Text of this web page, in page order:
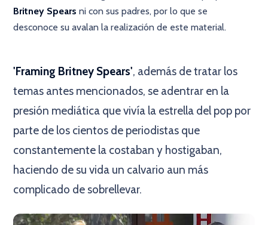
Britney Spears ni con sus padres, por lo que se
desconoce su avalan la realización de este material.
'Framing Britney Spears', además de tratar los
temas antes mencionados, se adentrar en la
presión mediática que vivía la estrella del pop por
parte de los cientos de periodistas que
constantemente la costaban y hostigaban,
haciendo de su vida un calvario aun más
complicado de sobrellevar.